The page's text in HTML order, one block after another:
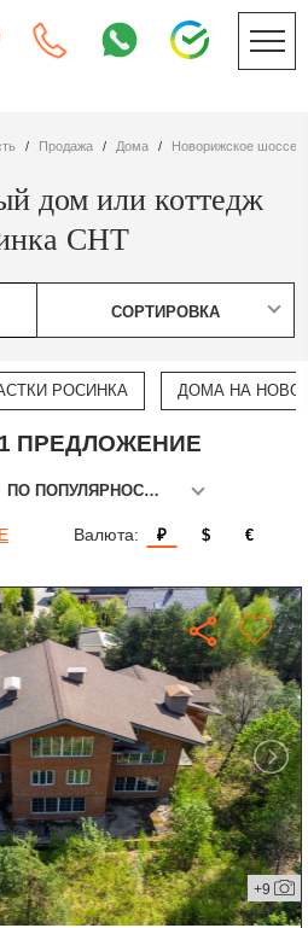
Продажа дома Новорижское шоссе
дом или коттедж
СНТ
СОРТИРОВКА
РОСИНКА ДОМА НА
ПРЕДЛОЖЕНИЕ
ПО ПОПУЛЯРНОСТИ
Валюта: ₽ $ €
+9